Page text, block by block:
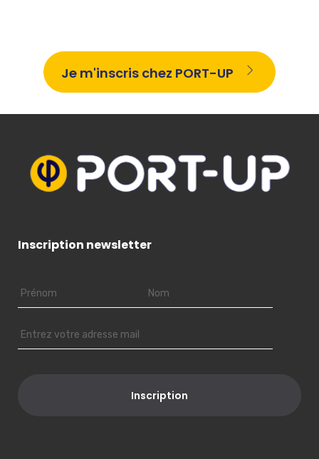
Je m'inscris chez PORT-UP
Inscription newsletter